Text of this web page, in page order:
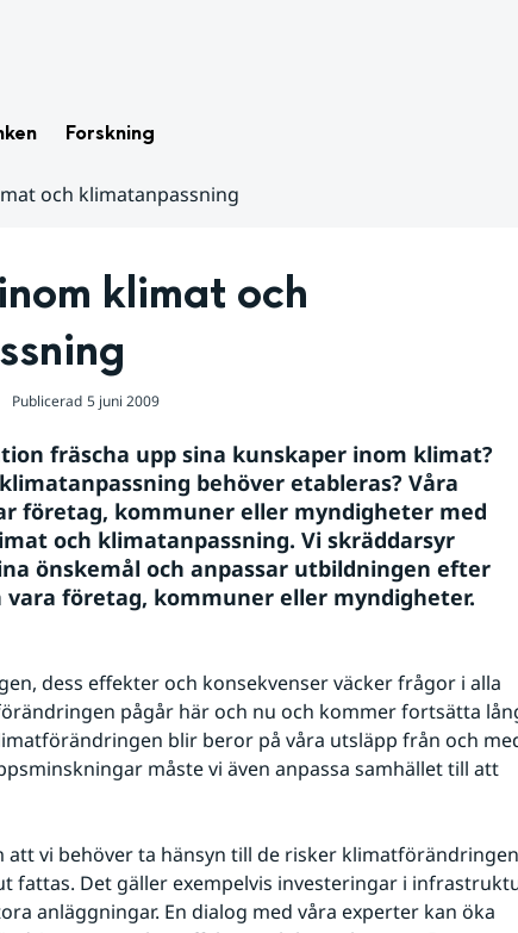
Forskning
och klimatanpassning
klimat och
Publicerad 5 juni 2009
fräscha upp sina kunskaper inom klimat?
behöver etableras? Våra
företag, kommuner eller myndigheter med
och klimatanpassning. Vi skräddarsyr
önskemål och anpassar utbildningen efter
företag, kommuner eller myndigheter.
dess effekter och konsekvenser väcker frågor i alla
pågår här och nu och kommer fortsätta
blir beror på våra utsläpp från och
måste vi även anpassa samhället till att
att vi behöver ta hänsyn till de risker klimatförändringen
fattas. Det gäller exempelvis investeringar i
anläggningar. En dialog med våra experter kan öka